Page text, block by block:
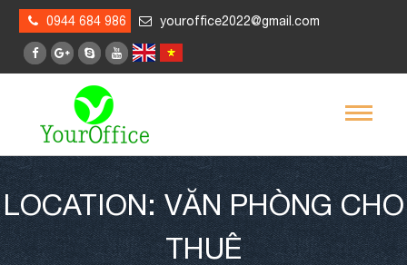
0944 684 986 youroffice2022@gmail.com
LOCATION: VĂN PHÒNG CHO
THUÊ